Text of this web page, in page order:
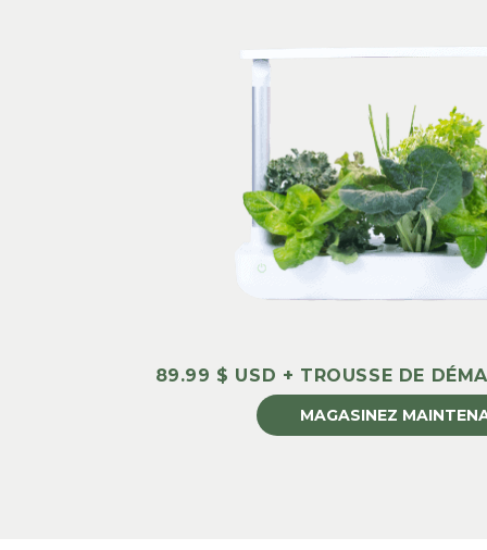
89.99 $ USD + TROUSSE DE
MAGASINEZ